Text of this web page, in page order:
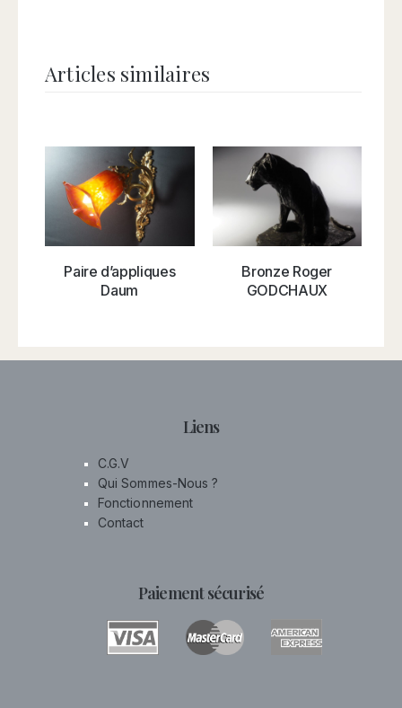
Articles similaires
Paire d’appliques
Daum
Bronze Roger
GODCHAUX
Liens
C.G.V
Qui Sommes-Nous ?
Fonctionnement
Contact
Paiement sécurisé